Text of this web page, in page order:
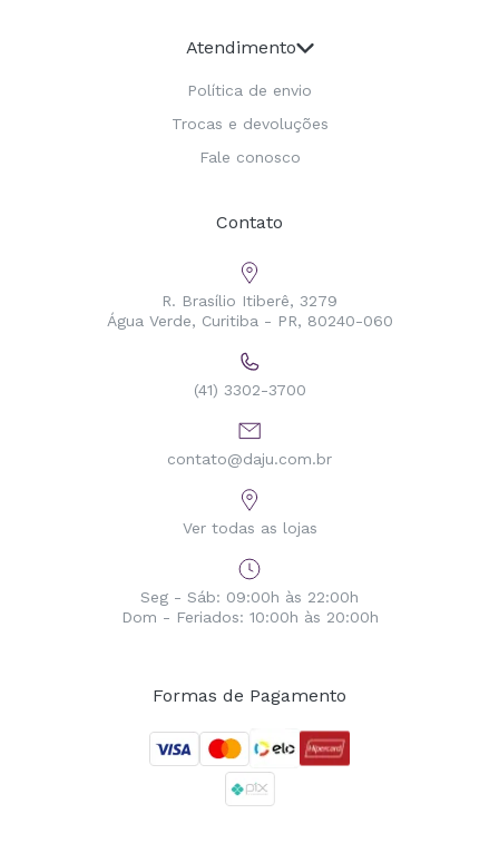
Atendimento
Política de envio
Trocas e devoluções
Fale conosco
Contato
R. Brasílio Itiberê, 3279
Água Verde, Curitiba - PR, 80240-060
(41) 3302-3700
contato@daju.com.br
Ver todas as lojas
Seg - Sáb: 09:00h às 22:00h
Dom - Feriados: 10:00h às 20:00h
Formas de Pagamento